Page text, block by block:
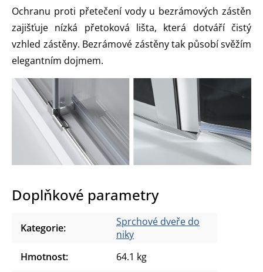
Ochranu proti přetečení vody u bezrámových zástěn
zajišťuje nízká přetoková lišta, která dotváří čistý
vzhled zástěny. Bezrámové zástěny tak působí svěžím
elegantním dojmem.
Doplňkové parametry
Kategorie:
Sprchové dveře do
niky
Hmotnost: 64.1 kg